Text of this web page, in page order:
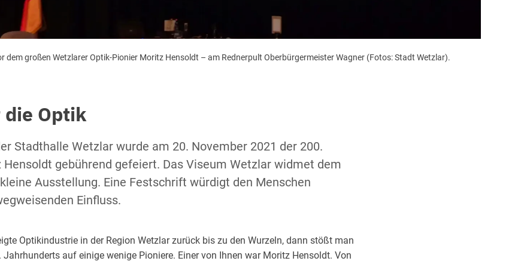
dem großen Wetzlarer Optik-Pionier Moritz Hensoldt – am Rednerpult Oberbürgermeister Wagner (Fotos: Stadt Wetzlar).
die Optik
Stadthalle Wetzlar wurde am 20. November 2021 der 200.
gebührend gefeiert. Das Viseum Wetzlar widmet dem
Ausstellung. Eine Festschrift würdigt den Menschen
Einfluss.
Optikindustrie in der Region Wetzlar zurück bis zu den Wurzeln, dann stößt man
auf einige wenige Pioniere. Einer von Ihnen war Moritz Hensoldt. Von